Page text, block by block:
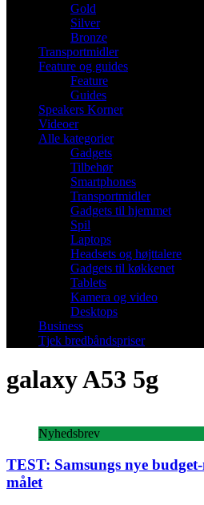
Gold
Silver
Bronze
Transportmidler
Feature og guides
Feature
Guides
Speakers Korner
Videoer
Alle kategorier
Gadgets
Tilbehør
Smartphones
Transportmidler
Gadgets til hjemmet
Spil
Laptops
Headsets og højttalere
Gadgets til køkkenet
Tablets
Kamera og video
Desktops
Business
Tjek bredbåndspriser
galaxy A53 5g
Nyhedsbrev
TEST: Samsungs nye
målet